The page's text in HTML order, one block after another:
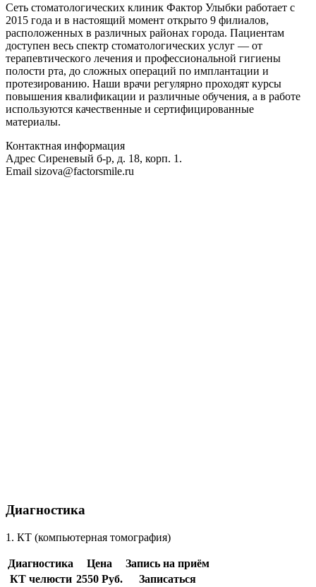
Сеть стоматологических клиник Фактор Улыбки работает с
2015 года и в настоящий момент открыто 9 филиалов,
расположенных в различных районах города. Пациентам
доступен весь спектр стоматологических услуг — от
терапевтического лечения и профессиональной гигиены
полости рта, до сложных операций по имплантации и
протезированию. Наши врачи регулярно проходят курсы
повышения квалификации и различные обучения, а в работе
используются качественные и сертифицированные
материалы.
Контактная информация
Адрес Сиреневый б-р, д. 18, корп. 1.
Email sizova@factorsmile.ru
Диагностика
1. КТ (компьютерная томография)
Диагностика Цена
Запись на приём
КТ челюсти 2550 Руб. Записаться